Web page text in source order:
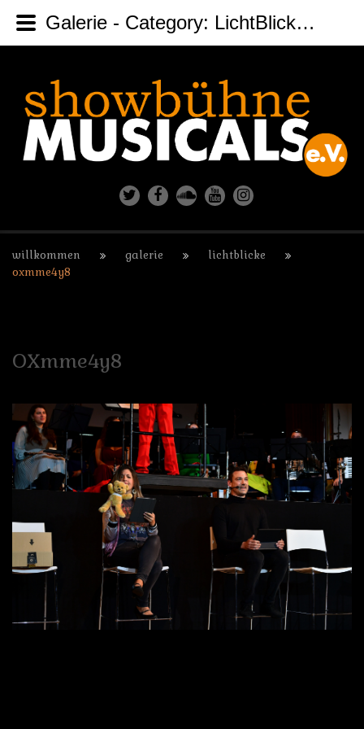
willkommen galerie
lichtblicke
oxmme4y8
OXmme4y8
Galerie - Category: LichtBlicke - Image: OXmme4y8